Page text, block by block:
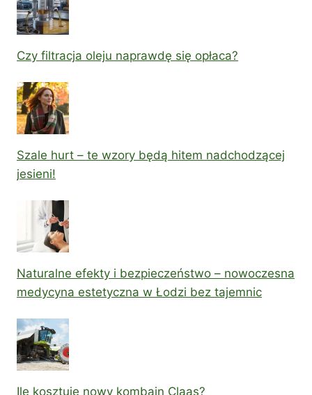
Czy filtracja oleju naprawdę się opłaca?
Szale hurt – te wzory będą hitem nadchodzącej
jesieni!
Naturalne efekty i bezpieczeństwo – nowoczesna
medycyna estetyczna w Łodzi bez tajemnic
Ile kosztuje nowy kombajn Claas?